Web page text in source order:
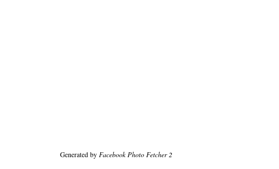
Generated by Facebook Photo Fetcher 2